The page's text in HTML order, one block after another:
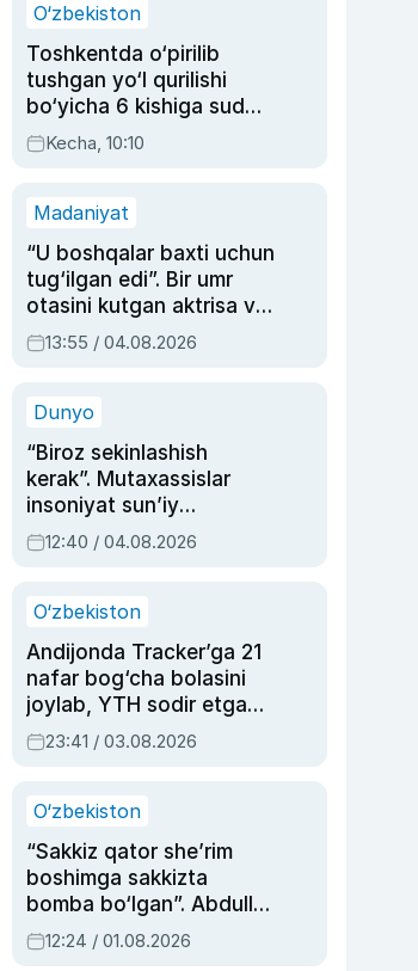
O‘zbekiston
Toshkentda o‘pirilib
tushgan yo‘l qurilishi
bo‘yicha 6 kishiga sud
hukmi o‘qildi
Kecha, 10:10
Madaniyat
“U boshqalar baxti uchun
tug‘ilgan edi”. Bir umr
otasini kutgan aktrisa va
dublyaj ustasi Rimma
Ahmedovaning
13:55 / 04.08.2026
Dunyo
“Biroz sekinlashish
kerak”. Mutaxassislar
insoniyat sun’iy
intellektni boshqara
olmay qolishidan xavotir
12:40 / 04.08.2026
O‘zbekiston
Andijonda Tracker’ga 21
nafar bog‘cha bolasini
joylab, YTH sodir etgan
ayolga sud hukmi o‘qildi
23:41 / 03.08.2026
O‘zbekiston
“Sakkiz qator she’rim
boshimga sakkizta
bomba bo‘lgan”. Abdulla
Oripovni siyosiy
ayblovlardan asrab
12:24 / 01.08.2026